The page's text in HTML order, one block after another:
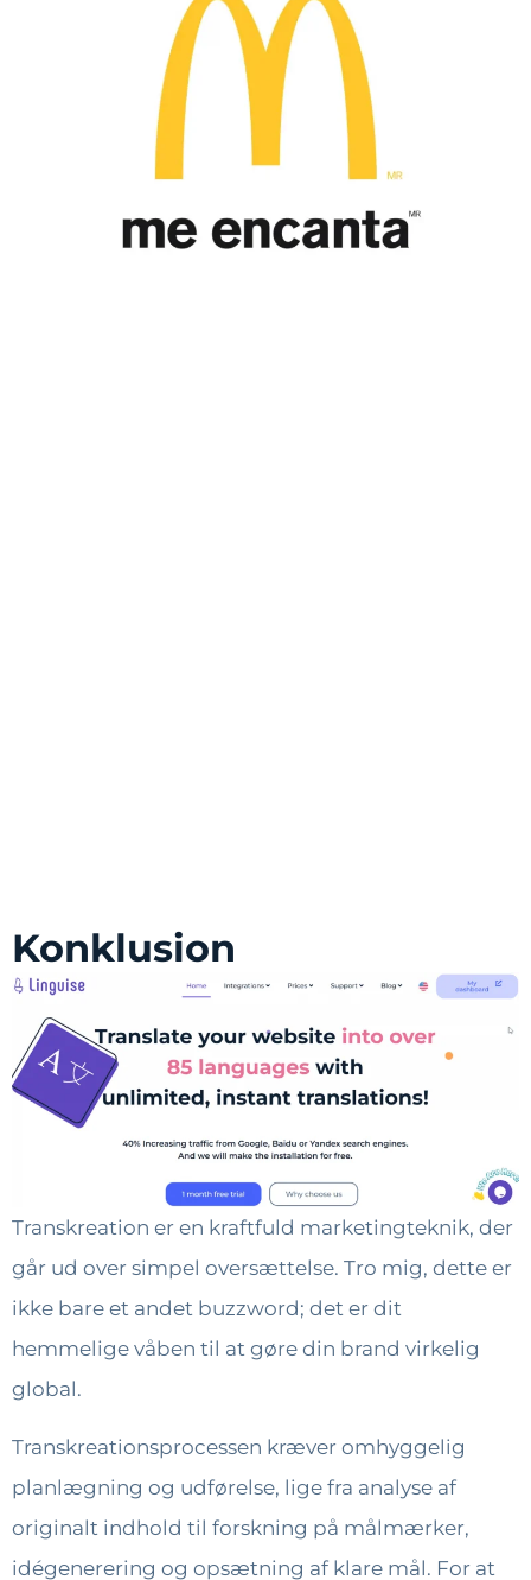
Konklusion
Transkreation er en kraftfuld marketingteknik, der
går ud over simpel oversættelse. Tro mig, dette er
ikke bare et andet buzzword; det er dit
hemmelige våben til at gøre din brand virkelig
global.
Transkreationsprocessen kræver omhyggelig
planlægning og udførelse, lige fra analyse af
originalt indhold til forskning på målmærker,
idégenerering og opsætning af klare mål. For at